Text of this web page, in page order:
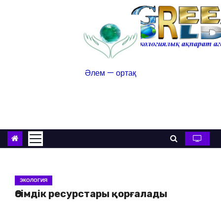
Әлем — ортақ
ЭКОЛОГИЯ
Өсімдік ресурстары қорғалады